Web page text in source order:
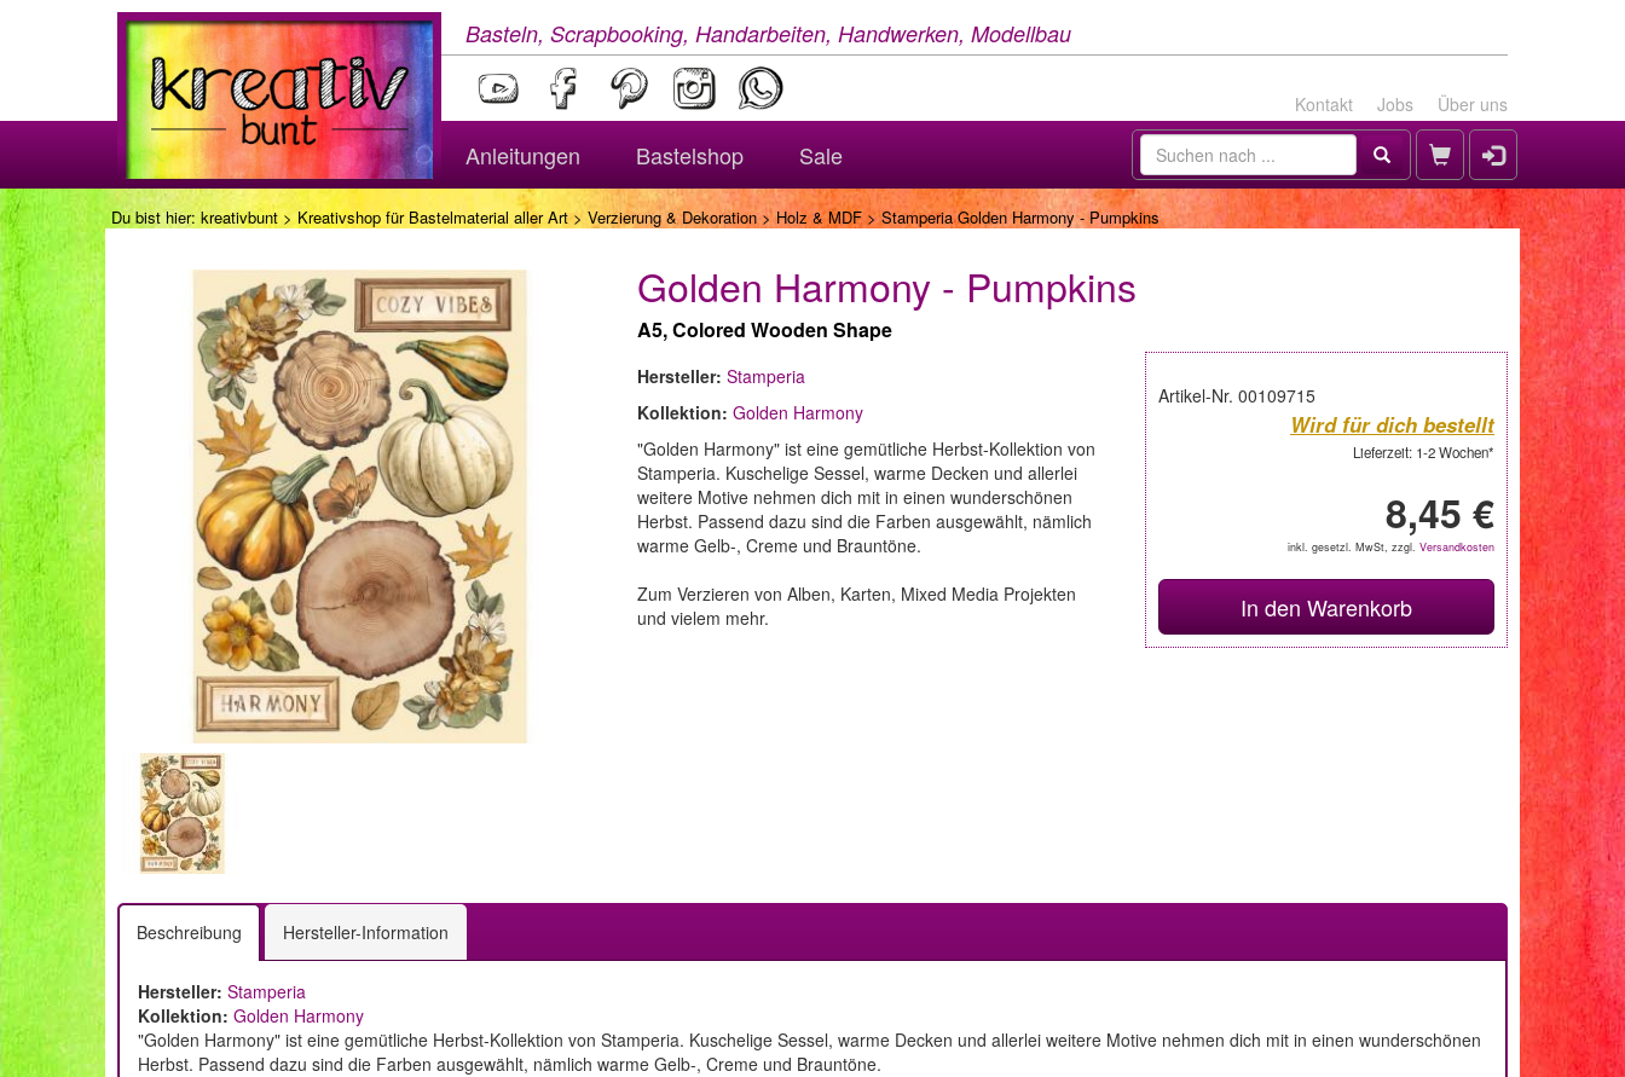
Basteln, Scrapbooking, Handarbeiten, Handwerken, Modellbau
Kontakt Jobs Über uns
Anleitungen Bastelshop Sale
Du bist hier: kreativbunt > Kreativshop für Bastelmaterial aller Art> Verzierung & Dekoration>Holz & MDF > Stamperia Golden Harmony - Pumpkins
Golden Harmony - Pumpkins
A5, Colored Wooden Shape
Artikel-Nr. 00109715
Wird für dich bestellt
Lieferzeit: 1-2 Wochen*
8,45 €
inkl. gesetzl. MwSt, zzgl. Versandkosten
In den Warenkorb
Hersteller: Stamperia
Kollektion: Golden Harmony
"Golden Harmony" ist eine gemütliche Herbst-Kollektion von
Stamperia. Kuschelige Sessel, warme Decken und allerlei
weitere Motive nehmen dich mit in einen wunderschönen
Herbst. Passend dazu sind die Farben ausgewählt, nämlich
warme Gelb-, Creme und Brauntöne.
Zum Verzieren von Alben, Karten, Mixed Media Projekten
und vielem mehr.
Beschreibung Hersteller-Information
Hersteller: Stamperia
Kollektion: Golden Harmony
"Golden Harmony" ist eine gemütliche Herbst-Kollektion von Stamperia. Kuschelige Sessel, warme Decken und allerlei weitere Motive nehmen dich mit in einen wunderschönen
Herbst. Passend dazu sind die Farben ausgewählt, nämlich warme Gelb-, Creme und Brauntöne.